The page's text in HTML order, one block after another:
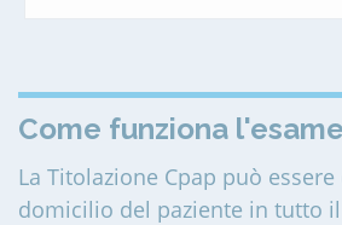
Come funziona
La Titolazione Cpap può
domicilio del paziente in tutto